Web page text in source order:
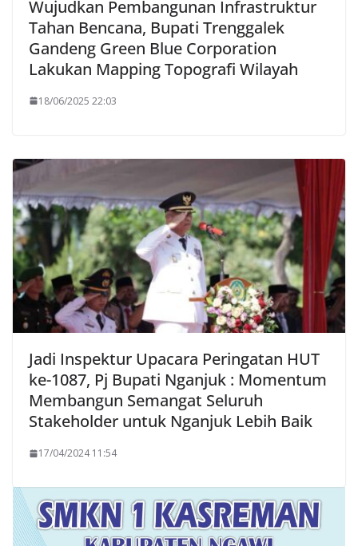
Wujudkan Pembangunan Infrastruktur
Tahan Bencana, Bupati Trenggalek
Gandeng Green Blue Corporation
Lakukan Mapping Topografi Wilayah
18/06/2025 22:03
Jadi Inspektur Upacara Peringatan HUT
ke-1087, Pj Bupati Nganjuk : Momentum
Membangun Semangat Seluruh
Stakeholder untuk Nganjuk Lebih Baik
17/04/2024 11:54